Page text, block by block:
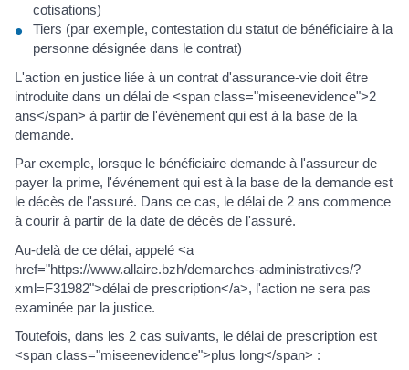
cotisations)
Tiers (par exemple, contestation du statut de bénéficiaire à la
personne désignée dans le contrat)
L'action en justice liée à un contrat d'assurance-vie doit être
introduite dans un délai de <span class="miseenevidence">2
ans</span> à partir de l'événement qui est à la base de la
demande.
Par exemple, lorsque le bénéficiaire demande à l'assureur de
payer la prime, l'événement qui est à la base de la demande est
le décès de l'assuré. Dans ce cas, le délai de 2 ans commence
à courir à partir de la date de décès de l'assuré.
Au-delà de ce délai, appelé <a
href="https://www.allaire.bzh/demarches-administratives/?
xml=F31982">délai de prescription</a>, l'action ne sera pas
examinée par la justice.
Toutefois, dans les 2 cas suivants, le délai de prescription est
<span class="miseenevidence">plus long</span> :